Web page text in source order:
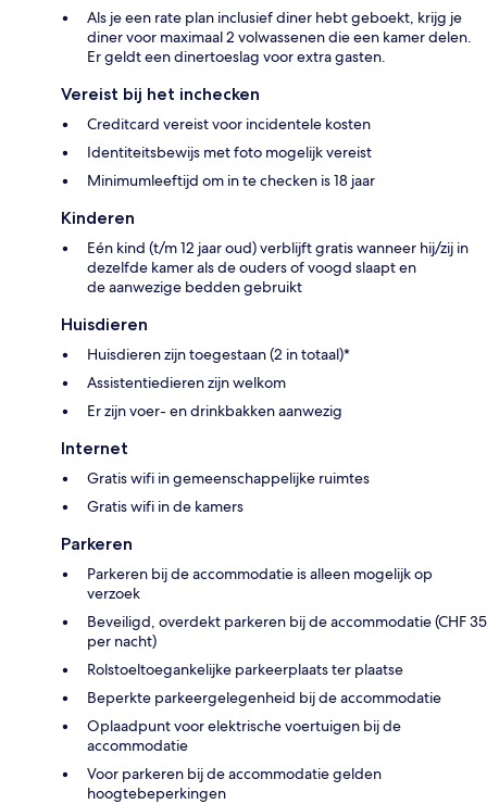
Als je een rate plan inclusief diner hebt geboekt, krijg je
diner voor maximaal 2 volwassenen die een kamer delen.
Er geldt een dinertoeslag voor extra gasten.
Vereist bij het inchecken
Creditcard vereist voor incidentele kosten
Identiteitsbewijs met foto mogelijk vereist
Minimumleeftijd om in te checken is 18 jaar
Kinderen
Eén kind (t/m 12 jaar oud) verblijft gratis wanneer hij/zij in
dezelfde kamer als de ouders of voogd slaapt en
de aanwezige bedden gebruikt
Huisdieren
Huisdieren zijn toegestaan (2 in totaal)*
Assistentiedieren zijn welkom
Er zijn voer- en drinkbakken aanwezig
Internet
Gratis wifi in gemeenschappelijke ruimtes
Gratis wifi in de kamers
Parkeren
Parkeren bij de accommodatie is alleen mogelijk op
verzoek
Beveiligd, overdekt parkeren bij de accommodatie (CHF 35
per nacht)
Rolstoeltoegankelijke parkeerplaats ter plaatse
Beperkte parkeergelegenheid bij de accommodatie
Oplaadpunt voor elektrische voertuigen bij de
accommodatie
Voor parkeren bij de accommodatie gelden
hoogtebeperkingen